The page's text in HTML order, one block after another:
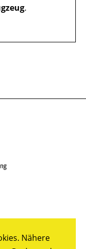
Nähere
.